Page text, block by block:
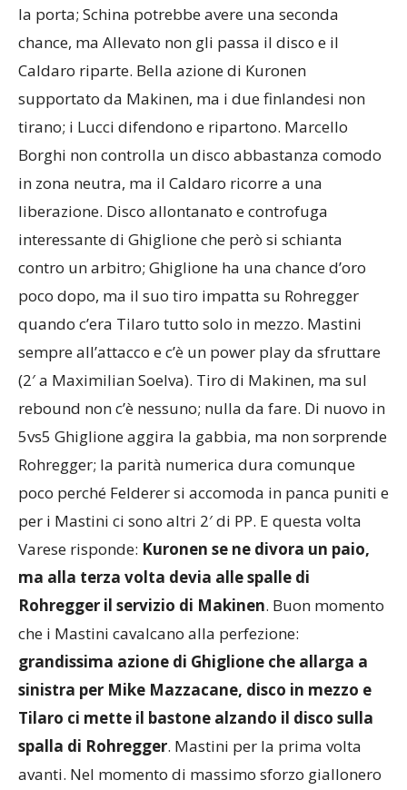
la porta; Schina potrebbe avere una seconda
chance, ma Allevato non gli passa il disco e il
Caldaro riparte. Bella azione di Kuronen
supportato da Makinen, ma i due finlandesi non
tirano; i Lucci difendono e ripartono. Marcello
Borghi non controlla un disco abbastanza comodo
in zona neutra, ma il Caldaro ricorre a una
liberazione. Disco allontanato e controfuga
interessante di Ghiglione che però si schianta
contro un arbitro; Ghiglione ha una chance d’oro
poco dopo, ma il suo tiro impatta su Rohregger
quando c’era Tilaro tutto solo in mezzo. Mastini
sempre all’attacco e c’è un power play da sfruttare
(2′ a Maximilian Soelva). Tiro di Makinen, ma sul
rebound non c’è nessuno; nulla da fare. Di nuovo in
5vs5 Ghiglione aggira la gabbia, ma non sorprende
Rohregger; la parità numerica dura comunque
poco perché Felderer si accomoda in panca puniti e
per i Mastini ci sono altri 2′ di PP. E questa volta
Varese risponde: Kuronen se ne divora un paio,
ma alla terza volta devia alle spalle di
Rohregger il servizio di Makinen. Buon momento
che i Mastini cavalcano alla perfezione:
grandissima azione di Ghiglione che allarga a
sinistra per Mike Mazzacane, disco in mezzo e
Tilaro ci mette il bastone alzando il disco sulla
spalla di Rohregger. Mastini per la prima volta
avanti. Nel momento di massimo sforzo giallonero